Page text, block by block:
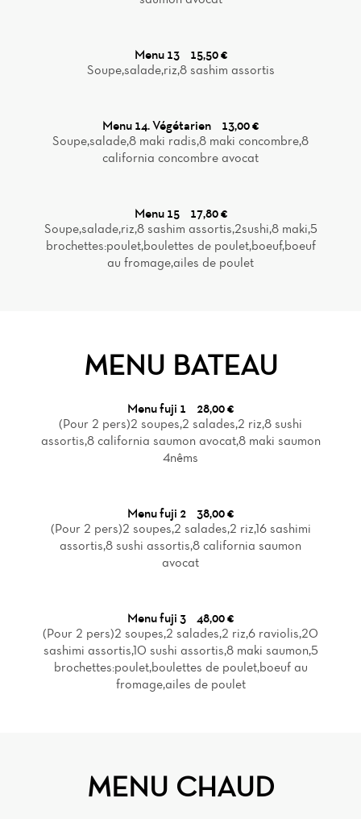
Menu 13
15,50 €
Soupe,salade,riz,8 sashim assortis
Menu 14. Végétarien
13,00 €
Soupe,salade,8 maki radis,8 maki concombre,8
california concombre avocat
Menu 15
17,80 €
Soupe,salade,riz,8 sashim assortis,2sushi,8 maki,5
brochettes:poulet,boulettes de poulet,boeuf,boeuf
au fromage,ailes de poulet
MENU BATEAU
Menu fuji 1
28,00 €
(Pour 2 pers)2 soupes,2 salades,2 riz,8 sushi
assortis,8 california saumon avocat,8 maki saumon
4nêms
Menu fuji 2
38,00 €
(Pour 2 pers)2 soupes,2 salades,2 riz,16 sashimi
assortis,8 sushi assortis,8 california saumon
avocat
Menu fuji 3
48,00 €
(Pour 2 pers)2 soupes,2 salades,2 riz,6 raviolis,20
sashimi assortis,10 sushi assortis,8 maki saumon,5
brochettes:poulet,boulettes de poulet,boeuf au
fromage,ailes de poulet
MENU CHAUD